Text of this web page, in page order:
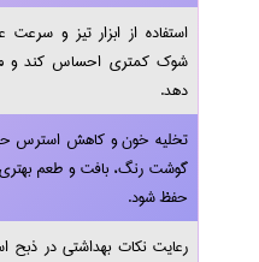
استفاده از ابزار تیز و
شوک کمتری احساس کند و
دهد.
تخلیه خون و کاهش استرس
گوشت رنگ، بافت و طعم
حفظ شود.
رعایت نکات بهداشتی در ذبح